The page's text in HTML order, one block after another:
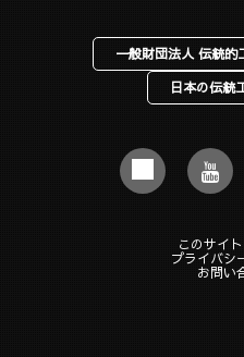
一般財団法人 伝統的
日本の伝統
このサイ
プライバシ
お問い